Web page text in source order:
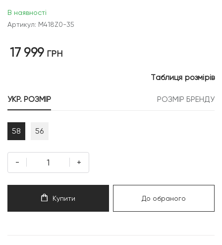
В наявності
Артикул: M418Z0-35
17 999 ГРН
УКР. РОЗМІР РОЗМІР БРЕНДУ
Таблиця розмірів
58 56
- +
Купити До обраного